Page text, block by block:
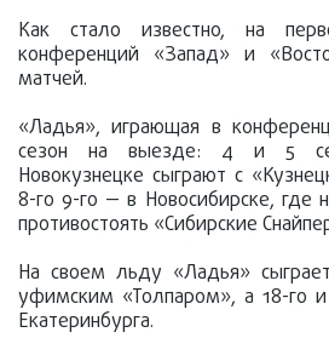
Как стало известно, на
конференций «Запад» и
матчей.
«Ладья», играющая в
сезон на выезде: 4 и 5
Новокузнецке сыграют с
8-го 9-го — в Новосибирске, где
противостоять «Сибирские
На своем льду «Ладья»
уфимским «Толпаром», а 18-го
Екатеринбурга.